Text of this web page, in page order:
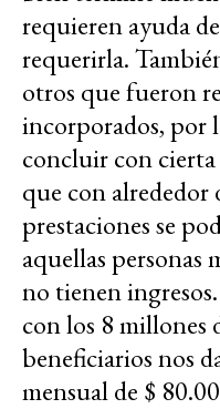
requieren ayuda
requerirla.
otros que fueron
incorporados, por
concluir con
que con alrededor
prestaciones se
aquellas personas
no tienen
con los 8 millones
beneficiarios nos
mensual de $